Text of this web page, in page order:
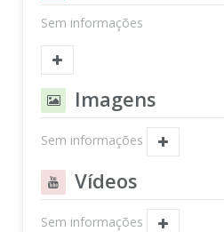
Sem informações
Imagens
Sem informações
Vídeos
Sem informações